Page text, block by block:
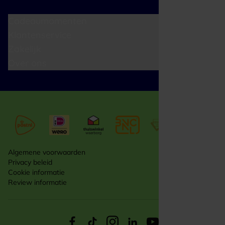
Algemene voorwaarden
Privacy beleid
Cookie informatie
Review informatie